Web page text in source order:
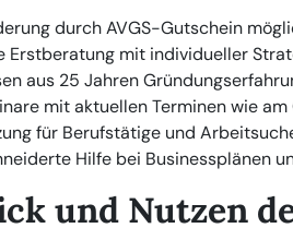
durch AVGS-Gutschein
Erstberatung mit individueller
aus 25 Jahren
mit aktuellen Terminen wie
für Berufstätige und
Hilfe bei Businessplänen
und Nutzen